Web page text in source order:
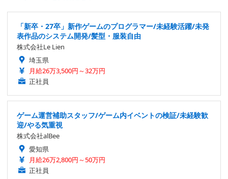
「新卒・27卒」新作ゲームのプログラマー/未経験活躍/未発
表作品のシステム開発/髪型・服装自由
株式会社Le Lien
埼玉県
月給26万3,500円～32万円
正社員
ゲーム運営補助スタッフ/ゲーム内イベントの検証/未経験歓
迎/やる気重視
株式会社alBee
愛知県
月給26万2,800円～50万円
正社員